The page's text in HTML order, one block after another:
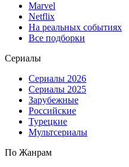
Marvel
Netflix
На реальных событиях
Все подборки
Сериалы
Сериалы 2026
Сериалы 2025
Зарубежные
Российские
Турецкие
Мультсериалы
По Жанрам